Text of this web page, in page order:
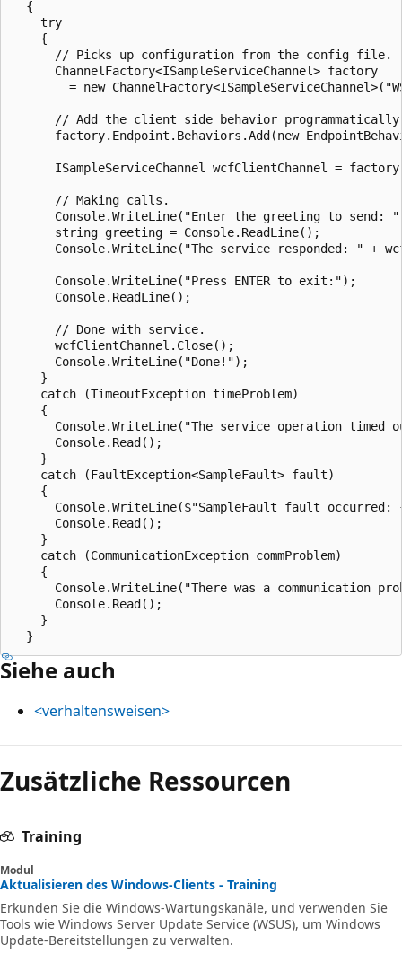
  {
    try
    {
      // Picks up configuration from the config file.
      ChannelFactory<ISampleServiceChannel> factory
= new
// Add the client side behavior
factory.Endpoint.Behaviors.Add(new
ISampleServiceChannel wcfClientChannel =
      // Making calls.
Console.WriteLine("Enter the greeting to send:
      string greeting = Console.ReadLine();
Console.WriteLine("The service responded: " +
      Console.WriteLine("Press ENTER to exit:");
      Console.ReadLine();
      // Done with service.
      wcfClientChannel.Close();
      Console.WriteLine("Done!");
    }
    catch (TimeoutException timeProblem)
    {
Console.WriteLine("The service operation timed
      Console.Read();
    }
    catch (FaultException<SampleFault> fault)
    {
Console.WriteLine($"SampleFault fault occurred:
      Console.Read();
    }
    catch (CommunicationException commProblem)
    {
Console.WriteLine("There was a communication
      Console.Read();
    }
Siehe auch
<verhaltensweisen>
Lesemodus
deaktiviert
Zusätzliche Ressourcen
Training
Modul
Aktualisieren des Windows-Clients - Training
Erkunden Sie die Windows-Wartungskanäle, und verwenden Sie
Tools wie Windows Server Update Service (WSUS), um Windows
Update-Bereitstellungen zu verwalten.